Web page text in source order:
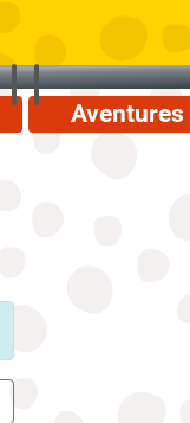
Aventures